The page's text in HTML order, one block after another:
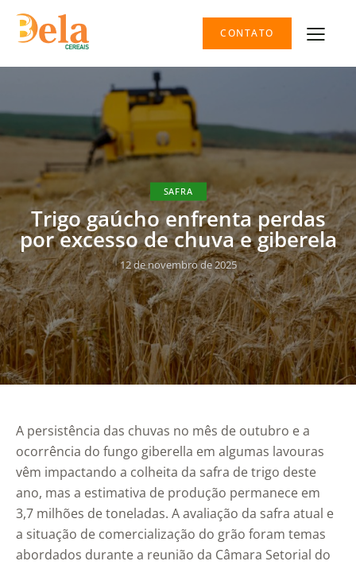
CONTATO
SAFRA
Trigo gaúcho enfrenta perdas
por excesso de chuva e giberela
12 de novembro de 2025
A persistência das chuvas no mês de outubro e a
ocorrência do fungo giberella em algumas lavouras
vêm impactando a colheita da safra de trigo deste
ano, mas a estimativa de produção permanece em
3,7 milhões de toneladas. A avaliação da safra atual e
a situação de comercialização do grão foram temas
abordados durante a reunião da Câmara Setorial do